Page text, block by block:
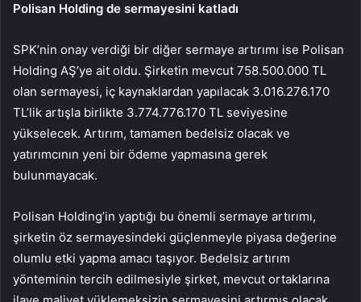
Polisan Holding de sermayesini katladı
SPK’nin onay verdiği bir diğer sermaye artırımı ise Polisan
Holding AŞ’ye ait oldu. Şirketin mevcut 758.500.000 TL
olan sermayesi, iç kaynaklardan yapılacak 3.016.276.170
TL’lik artışla birlikte 3.774.776.170 TL seviyesine
yükselecek. Artırım, tamamen bedelsiz olacak ve
yatırımcının yeni bir ödeme yapmasına gerek
bulunmayacak.
Polisan Holding’in yaptığı bu önemli sermaye artırımı,
şirketin öz sermayesindeki güçlenmeyle piyasa değerine
olumlu etki yapma amacı taşıyor. Bedelsiz artırım
yönteminin tercih edilmesiyle şirket, mevcut ortaklarına